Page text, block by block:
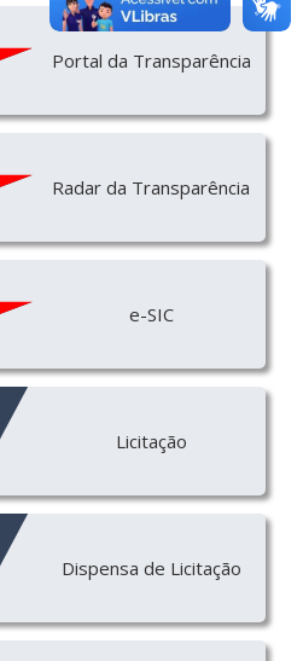
Portal da Transparência
Radar da Transparência
e-SIC
Licitação
Dispensa de Licitação